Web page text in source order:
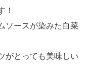
！
ソースが染みた白菜
がとっても美味しい